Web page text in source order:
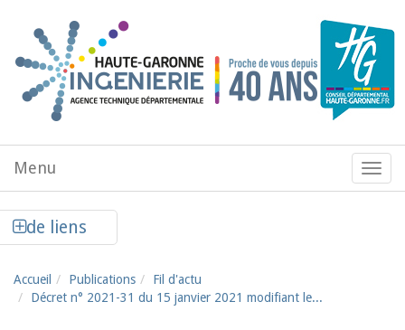
Menu
de
Menu
de liens
Accueil Publications
Fil d'actu
Décret n° 2021-31 du 15 janvier 2021 modifiant le...